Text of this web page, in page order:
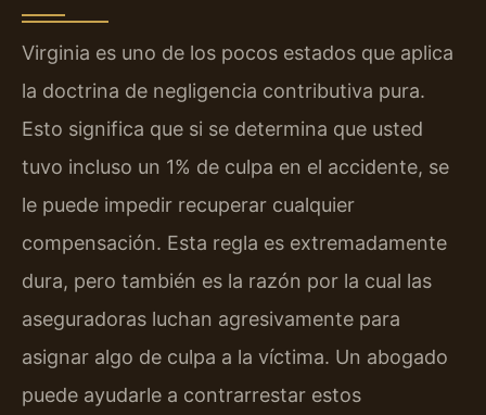
Virginia es uno de los pocos estados que aplica
la doctrina de negligencia contributiva pura.
Esto significa que si se determina que usted
tuvo incluso un 1% de culpa en el accidente, se
le puede impedir recuperar cualquier
compensación. Esta regla es extremadamente
dura, pero también es la razón por la cual las
aseguradoras luchan agresivamente para
asignar algo de culpa a la víctima. Un abogado
puede ayudarle a contrarrestar estos